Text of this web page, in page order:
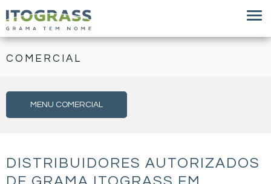
COMERCIAL
MENU COMERCIAL
DISTRIBUIDORES AUTORIZADOS